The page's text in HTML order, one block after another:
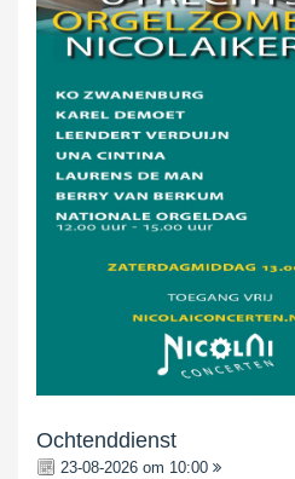
Ochtenddienst
23-08-2026 om 10:00